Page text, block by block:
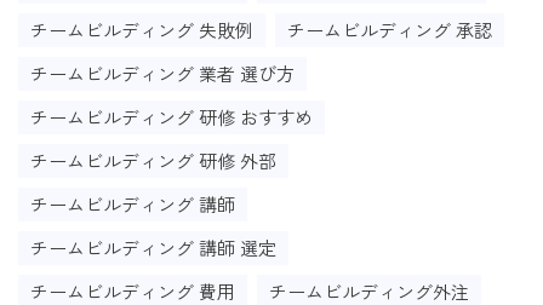
チームビルディング 失敗例
チームビルディング 承認
チームビルディング 業者 選び方
チームビルディング 研修 おすすめ
チームビルディング 研修 外部
チームビルディング 講師
チームビルディング 講師 選定
チームビルディング 費用
チームビルディング外注